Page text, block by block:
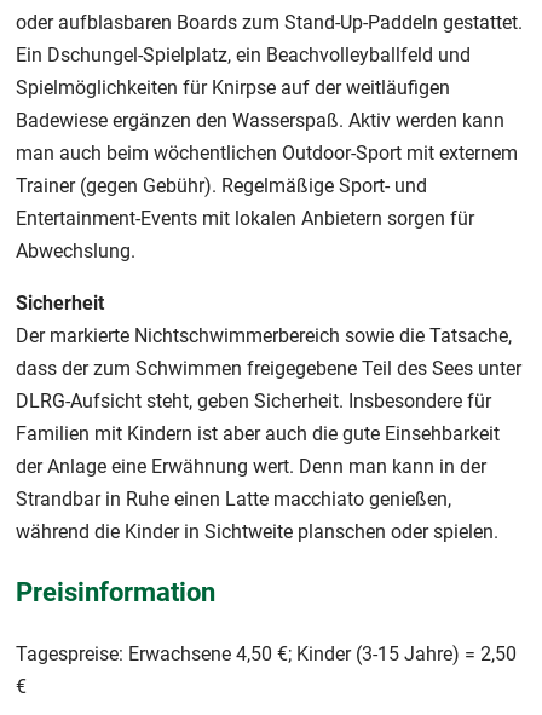
oder aufblasbaren Boards zum Stand-Up-Paddeln gestattet.
Ein Dschungel-Spielplatz, ein Beachvolleyballfeld und
Spielmöglichkeiten für Knirpse auf der weitläufigen
Badewiese ergänzen den Wasserspaß. Aktiv werden kann
man auch beim wöchentlichen Outdoor-Sport mit externem
Trainer (gegen Gebühr). Regelmäßige Sport- und
Entertainment-Events mit lokalen Anbietern sorgen für
Abwechslung.
Sicherheit
Der markierte Nichtschwimmerbereich sowie die Tatsache,
dass der zum Schwimmen freigegebene Teil des Sees unter
DLRG-Aufsicht steht, geben Sicherheit. Insbesondere für
Familien mit Kindern ist aber auch die gute Einsehbarkeit
der Anlage eine Erwähnung wert. Denn man kann in der
Strandbar in Ruhe einen Latte macchiato genießen,
während die Kinder in Sichtweite planschen oder spielen.
Preisinformation
Tagespreise: Erwachsene 4,50 €; Kinder (3-15 Jahre) = 2,50
€